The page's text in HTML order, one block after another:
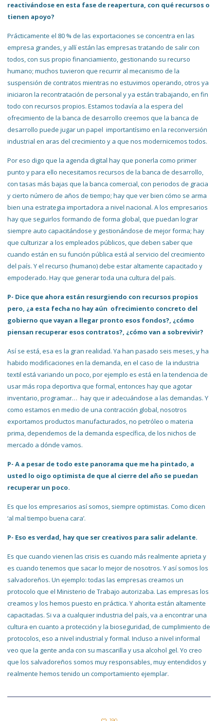
reactivándose en esta fase de reapertura, con qué recursos o
tienen apoyo?
Prácticamente el 80 % de las exportaciones se concentra en las
empresa grandes, y allí están las empresas tratando de salir con
todos, con sus propio financiamiento, gestionando su recurso
humano; muchos tuvieron que recurrir al mecanismo de la
suspensión de contratos mientras no estuvimos operando, otros ya
iniciaron la recontratación de personal y ya están trabajando, en fin
todo con recursos propios. Estamos todavía a la espera del
ofrecimiento de la banca de desarrollo creemos que la banca de
desarrollo puede jugar un papel importantísimo en la reconversión
industrial en aras del crecimiento y a que nos modernicemos todos.
Por eso digo que la agenda digital hay que ponerla como primer
punto y para ello necesitamos recursos de la banca de desarrollo,
con tasas más bajas que la banca comercial, con periodos de gracia
y cierto número de años de tiempo; hay que ver bien cómo se arma
bien una estrategia importadora a nivel nacional. A los empresarios
hay que seguirlos formando de forma global, que puedan lograr
siempre auto capacitándose y gestionándose de mejor forma; hay
que culturizar a los empleados públicos, que deben saber que
cuando están en su función pública está al servicio del crecimiento
del país. Y el recurso (humano) debe estar altamente capacitado y
empoderado. Hay que generar toda una cultura del país.
P- Dice que ahora están resurgiendo con recursos propios
pero, ¿a esta fecha no hay aún ofrecimiento concreto del
gobierno que vayan a llegar pronto esos fondos?, ¿cómo
piensan recuperar esos contratos?, ¿cómo van a sobrevivir?
Así se está, esa es la gran realidad. Ya han pasado seis meses, y ha
habido modificaciones en la demanda, en el caso de la industria
textil está variando un poco, por ejemplo es está en la tendencia de
usar más ropa deportiva que formal, entonces hay que agotar
inventario, programar… hay que ir adecuándose a las demandas. Y
como estamos en medio de una contracción global, nosotros
exportamos productos manufacturados, no petróleo o materia
prima, dependemos de la demanda específica, de los nichos de
mercado a dónde vamos.
P- A a pesar de todo este panorama que me ha pintado, a
usted lo oigo optimista de que al cierre del año se puedan
recuperar un poco.
Es que los empresarios así somos, siempre optimistas. Como dicen
‘al mal tiempo buena cara’.
P- Eso es verdad, hay que ser creativos para salir adelante.
Es que cuando vienen las crisis es cuando más realmente aprieta y
es cuando tenemos que sacar lo mejor de nosotros. Y así somos los
salvadoreños. Un ejemplo: todas las empresas creamos un
protocolo que el Ministerio de Trabajo autorizaba. Las empresas los
creamos y los hemos puesto en práctica. Y ahorita están altamente
capacitadas. Si va a cualquier industria del país, va a encontrar una
cultura en cuanto a protección y la bioseguridad, de cumplimiento de
protocolos, eso a nivel industrial y formal. Incluso a nivel informal
veo que la gente anda con su mascarilla y usa alcohol gel. Yo creo
que los salvadoreños somos muy responsables, muy entendidos y
realmente hemos tenido un comportamiento ejemplar.